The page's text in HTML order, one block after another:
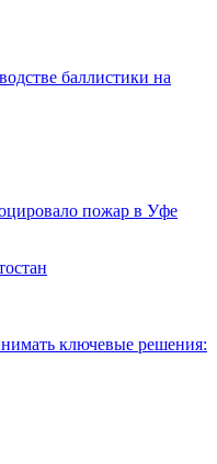
баллистики на
пожар в Уфе
ключевые решения: